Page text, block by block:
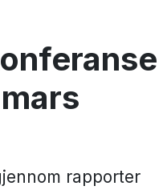
rapporter